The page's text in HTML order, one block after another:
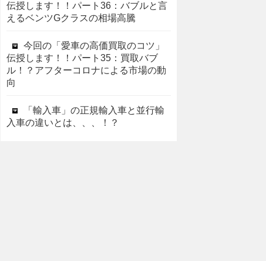
伝授します！！パート36：バブルと言
えるベンツGクラスの相場高騰
今回の「愛車の高価買取のコツ」
伝授します！！パート35：買取バブ
ル！？アフターコロナによる市場の動
向
「輸入車」の正規輸入車と並行輸
入車の違いとは、、、！？